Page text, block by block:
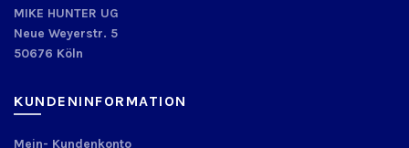
MIKE HUNTER UG
Neue Weyerstr. 5
50676 Köln
KUNDENINFORMATION
Mein- Kundenkonto